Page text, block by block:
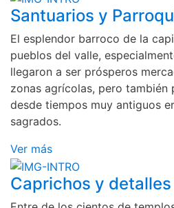
Santuarios y
El esplendor barroco de la
pueblos del valle,
llegaron a ser prósperos
zonas agrícolas, pero también
desde tiempos muy antiguos
sagrados.
Ver más
Caprichos y